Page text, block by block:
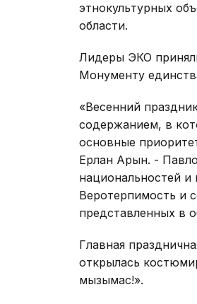
этнокультурных
области.
Лидеры ЭКО
Монументу
«Весенний
содержанием, в
основные
Ерлан Арын. -
национальностей
Веротерпимость и
представленных в
Главная
открылась
мызғымас!».